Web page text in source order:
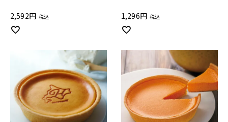
2,592 税込 1,296 税込